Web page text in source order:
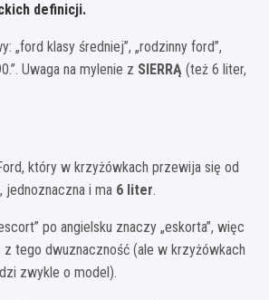
definicji.
„ford klasy średniej”, „rodzinny ford”,
Uwaga na mylenie z SIERRĄ (też 6 liter,
który w krzyżówkach przewija się od
jednoznaczna i ma 6 liter.
po angielsku znaczy „eskorta”, więc
tego dwuznaczność (ale w krzyżówkach
zwykle o model).